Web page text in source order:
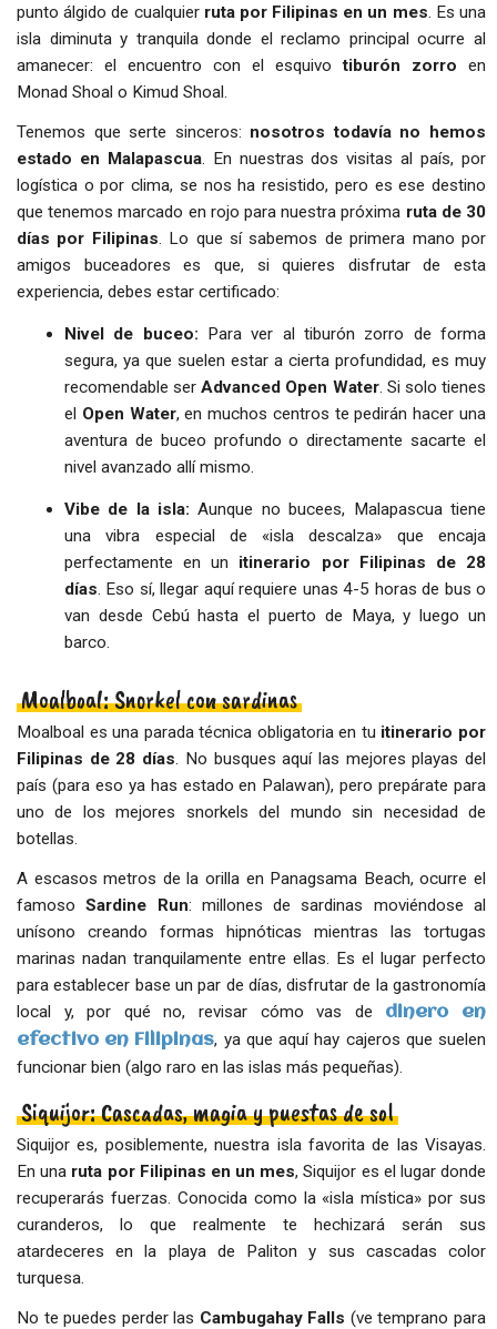
punto álgido de cualquier ruta por Filipinas en un mes . Es una
isla diminuta y tranquila donde el reclamo principal ocurre al
amanecer: el encuentro con el esquivotiburón zorro en
Monad Shoal o Kimud Shoal.
Tenemos que serte sinceros: nosotros todavía no hemos
estado en Malapascua. En nuestras dos visitas al país, por
logística o por clima, se nos ha resistido, pero es ese destino
que tenemos marcado en rojo para nuestra próxima ruta de 30
días por Filipinas . Lo que sí sabemos de primera mano por
amigos buceadores es que, si quieres disfrutar de esta
experiencia, debes estar certificado:
Nivel de buceo: Para ver al tiburón zorro de forma
segura, ya que suelen estar a cierta profundidad, es muy
recomendable serAdvanced Open Water. Si solo tienes
el Open Water, en muchos centros te pedirán hacer una
aventura de buceo profundo o directamente sacarte el
nivel avanzado allí mismo.
Vibe de la isla: Aunque no bucees, Malapascua tiene
una vibra especial de «isla descalza» que encaja
perfectamente en un itinerario por Filipinas de 28
días . Eso sí, llegar aquí requiere unas 4-5 horas de bus o
van desde Cebú hasta el puerto de Maya, y luego un
barco.
Moalboal: Snorkel con sardinas
Moalboal es una parada técnica obligatoria en tu itinerario por
Filipinas de 28 días . No busques aquí las mejores playas del
país (para eso ya has estado en Palawan), pero prepárate para
uno de los mejores snorkels del mundo sin necesidad de
botellas.
A escasos metros de la orilla en Panagsama Beach, ocurre el
famosoSardine Run: millones de sardinas moviéndose al
unísono creando formas hipnóticas mientras las tortugas
marinas nadan tranquilamente entre ellas. Es el lugar perfecto
para establecer base un par de días, disfrutar de la gastronomía
local y, por qué no, revisar cómo vas de dinero en
efectivo en Filipinas, ya que aquí hay cajeros que suelen
funcionar bien (algo raro en las islas más pequeñas).
Siquijor: Cascadas, magia y puestas de sol
Siquijor es, posiblemente, nuestra isla favorita de las Visayas.
En una ruta por Filipinas en un mes, Siquijor es el lugar donde
recuperarás fuerzas. Conocida como la «isla mística» por sus
curanderos, lo que realmente te hechizará serán sus
atardeceres en la playa de Paliton y sus cascadas color
turquesa.
No te puedes perder las Cambugahay Falls (ve temprano para